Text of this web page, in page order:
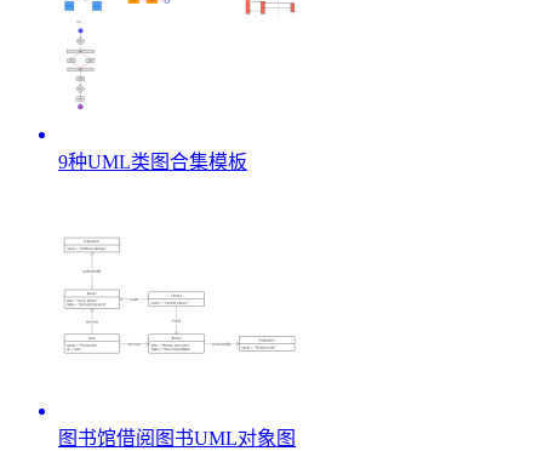
9种UML类图合集模板
图书馆借阅图书UML对象图